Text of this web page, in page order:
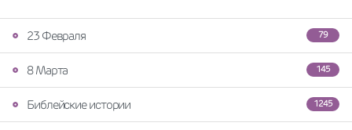
79
23 Февраля
145
8 Марта
1245
Библейские истории